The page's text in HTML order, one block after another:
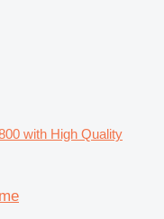
with High Quality